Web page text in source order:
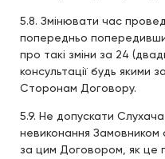
5.8. Змінювати час
попередньо
про такі зміни за 24
консультації будь якими
Сторонам Договору.
5.9. Не допускати Слухача
невиконання Замовником
за цим Договором, як це